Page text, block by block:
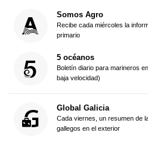
Somos Agro
Recibe cada miércoles la
primario
5 océanos
Boletín diario para marineros
baja velocidad)
Global Galicia
Cada viernes, un resumen de
gallegos en el exterior